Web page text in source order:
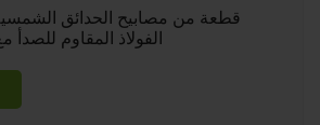
الفولاذ المقاوم للصدأ